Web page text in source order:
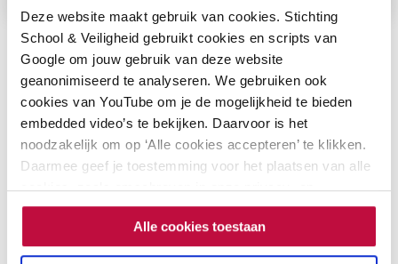
Deze website maakt gebruik van cookies. Stichting
School & Veiligheid gebruikt cookies en scripts van
Google om jouw gebruik van deze website
geanonimiseerd te analyseren. We gebruiken ook
cookies van YouTube om je de mogelijkheid te bieden
embedded video’s te bekijken. Daarvoor is het
noodzakelijk om op ‘Alle cookies accepteren’ te klikken.
Daarmee geef je toestemming voor het plaatsen van alle
cookies, zoals omschreven in onze privacy- en
cookieverklaring. Als je niet alle cookies accepteert, dan
kun je geen video's bekijken.Alle cookies toestaan
Contact
Zwarte Woud 2
3524 SJ Utrecht
030 – 285 65 31
info@schoolenveiligheid.nl